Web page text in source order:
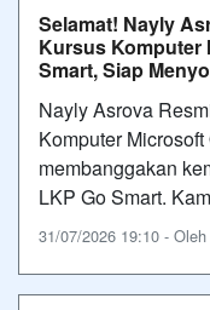
Selamat! Nayly
Kursus Komputer
Smart, Siap
Nayly Asrova
Komputer
membanggakan
LKP Go Smart.
31/07/2026 19:10 -